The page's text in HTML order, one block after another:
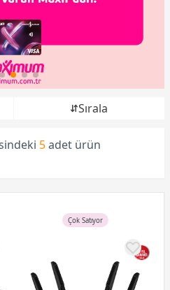
Sırala
5adet ürün
Çok Satıyor